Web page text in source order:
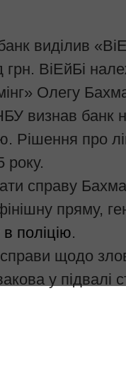
виділив
ВіЕйБі
Олегу
визнав банк
Рішення про
року.
справу
пряму,
поліцію.
щодо
у підвалі